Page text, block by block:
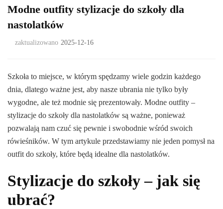
Modne outfity stylizacje do szkoły dla
nastolatków
zaktualizowano 2025-12-16
Szkoła to miejsce, w którym spędzamy wiele godzin każdego
dnia, dlatego ważne jest, aby nasze ubrania nie tylko były
wygodne, ale też modnie się prezentowały. Modne outfity –
stylizacje do szkoły dla nastolatków są ważne, ponieważ
pozwalają nam czuć się pewnie i swobodnie wśród swoich
rówieśników. W tym artykule przedstawiamy nie jeden pomysł na
outfit do szkoły, które będą idealne dla nastolatków.
Stylizacje do szkoły – jak się
ubrać?